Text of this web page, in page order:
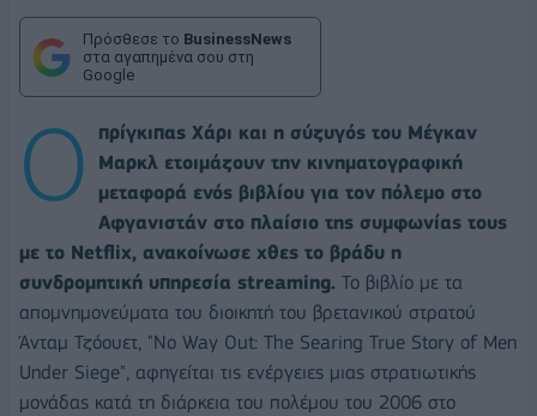
Πρόσθεσε το BusinessNews
στα αγαπημένα σου στη
Google
Ο
πρίγκιπας Χάρι και η σύζυγός του Μέγκαν
Μαρκλ ετοιμάζουν την κινηματογραφική
μεταφορά ενός βιβλίου για τον πόλεμο στο
Αφγανιστάν στο πλαίσιο της συμφωνίας τους
με το Netflix, ανακοίνωσε χθες το βράδυ η
συνδρομητική υπηρεσία streaming. Το βιβλίο με τα
απομνημονεύματα του διοικητή του βρετανικού στρατού
Άνταμ Τζόουετ, "No Way Out: The Searing True Story of Men
Under Siege", αφηγείται τις ενέργειες μιας στρατιωτικής
μονάδας κατά τη διάρκεια του πολέμου του 2006 στο